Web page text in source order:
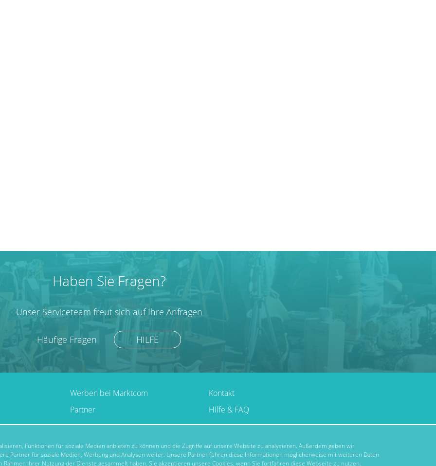
Haben Sie Fragen?
Unser Serviceteam freut sich auf Ihre Anfragen
Häufige Fragen HILFE
Werben bei Marktcom
Partner
Kontakt
Hilfe & FAQ
Funktionen für soziale Medien anbieten zu können und die Zugriffe auf unsere Website zu analysieren. Außerdem geben wir
Partner für soziale Medien, Werbung und Analysen weiter. Unsere Partner führen diese Informationen möglicherweise mit weiteren Daten
Ihrer Nutzung der Dienste gesammelt haben. Sie akzeptieren unsere Cookies, wenn Sie fortfahren diese Webseite zu nutzen.